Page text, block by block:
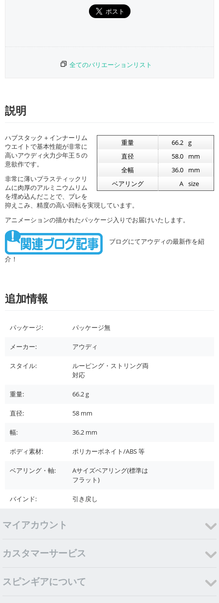
全てのバリエーションリスト
説明
重量 66.2 g
直径
58.0
mm
全幅
36.0
mm
ベアリング
A size
ハブスタック＋インナーリム
ウエイトで基本性能が非常に
高いアウディ火力少年王５の
意欲作です。
非常に薄いプラスティックリ
ムに肉厚のアルミニウムリム
を埋め込んだことで、ブレを
抑えこみ、精度の高い回転を実現しています。
アニメーションの描かれたパッケージ入りでお届けいたします。
ブログにてアウディの最新作を紹
介！
追加情報
パッケージ: パッケージ無
メーカー: アウディ
スタイル:
ルーピング・ストリング両
対応
重量: 66.2g
直径: 58 mm
幅: 36.2 mm
ボディ素材: ポリカーボネイト/ABS 等
ベアリング・軸:
Aサイズベアリング(標準は
フラット)
バインド: 引き戻し
マイアカウント
カスタマーサービス
スピンギアについて